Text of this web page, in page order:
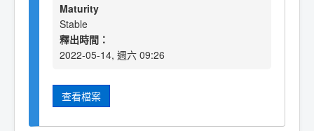
Maturity
Stable
釋出時間：
2022-05-14, 週六 09:26
查看檔案